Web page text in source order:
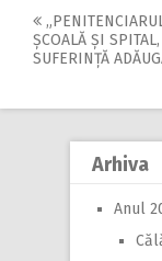
Post
ȘCOALĂ ȘI
SUFERINȚĂ
Arhiva
Anul